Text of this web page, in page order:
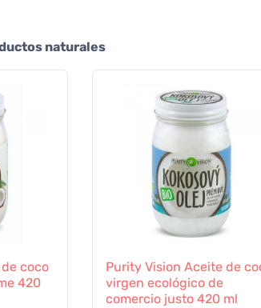
naturales
coco
420
Purity Vision Aceite de
virgen ecológico de
comercio justo 420 ml